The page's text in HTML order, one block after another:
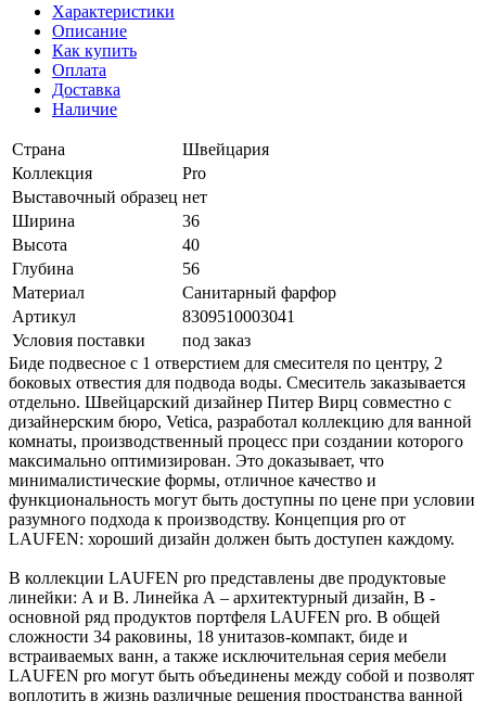
Характеристики
Описание
Как купить
Оплата
Доставка
Наличие
Страна
Швейцария
Коллекция
Pro
Выставочный образец нет
Ширина
36
Высота
40
Глубина
56
Материал
Санитарный фарфор
Артикул
8309510003041
Условия поставки
под заказ
Биде подвесное с 1 отверстием для смесителя по центру, 2
боковых отвестия для подвода воды. Смеситель заказывается
отдельно. Швейцарский дизайнер Питер Вирц совместно с
дизайнерским бюро, Vetica, разработал коллекцию для ванной
комнаты, производственный процесс при создании которого
максимально оптимизирован. Это доказывает, что
минималистические формы, отличное качество и
функциональность могут быть доступны по цене при условии
разумного подхода к производству. Концепция pro от
LAUFEN: хороший дизайн должен быть доступен каждому.
В коллекции LAUFEN pro представлены две продуктовые
линейки: А и В. Линейка А – архитектурный дизайн, B -
основной ряд продуктов портфеля LAUFEN pro. В общей
сложности 34 раковины, 18 унитазов-компакт, биде и
встраиваемых ванн, а также исключительная серия мебели
LAUFEN pro могут быть объединены между собой и позволят
воплотить в жизнь различные решения пространства ванной